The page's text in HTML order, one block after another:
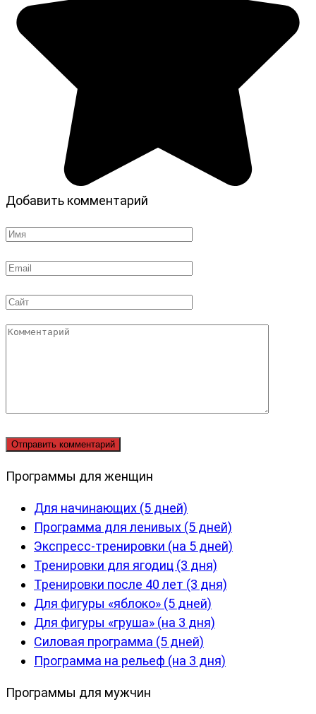
Добавить комментарий
Имя
Email
Сайт
Комментарий
Программы для женщин
Для начинающих (5 дней)
Программа для ленивых (5 дней)
Экспресс-тренировки (на 5 дней)
Тренировки для ягодиц (3 дня)
Тренировки после 40 лет (3 дня)
Для фигуры «яблоко» (5 дней)
Для фигуры «груша» (на 3 дня)
Силовая программа (5 дней)
Программа на рельеф (на 3 дня)
Программы для мужчин